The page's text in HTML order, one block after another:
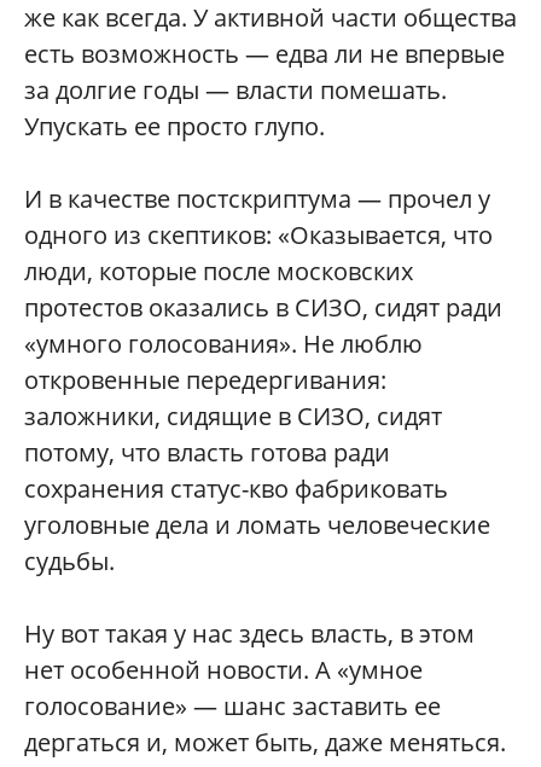
же как всегда. У активной части общества
есть возможность — едва ли не впервые
за долгие годы — власти помешать.
Упускать ее просто глупо.
И в качестве постскриптума — прочел у
одного из скептиков: «Оказывается, что
люди, которые после московских
протестов оказались в СИЗО, сидят ради
«умного голосования». Не люблю
откровенные передергивания:
заложники, сидящие в СИЗО, сидят
потому, что власть готова ради
сохранения статус-кво фабриковать
уголовные дела и ломать человеческие
судьбы.
Ну вот такая у нас здесь власть, в этом
нет особенной новости. А «умное
голосование» — шанс заставить ее
дергаться и, может быть, даже меняться.